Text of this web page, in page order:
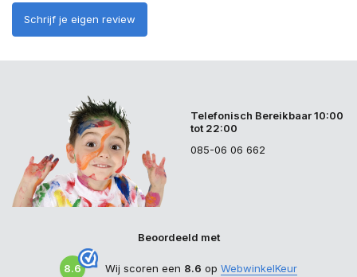
Schrijf je eigen review
Telefonisch Bereikbaar 10:00
tot 22:00
085-06 06 662
Beoordeeld met
8.6 Wij scoren een 8.6 op WebwinkelKeur